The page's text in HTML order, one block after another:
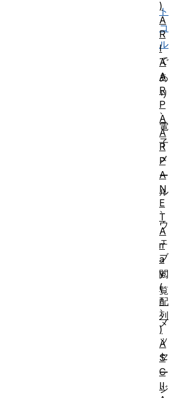
ト
コ
ル
で
あ
り
、
電
子
メ
ー
ル
、
ウ
ェ
ブ
閲
覧
、
メ
ッ
セ
ー
ジ
)
A
R
I
A
A
R
P
A
A
R
P
A
N
E
T
A
rr
a
y
(
配
列
)
A
S
C
II